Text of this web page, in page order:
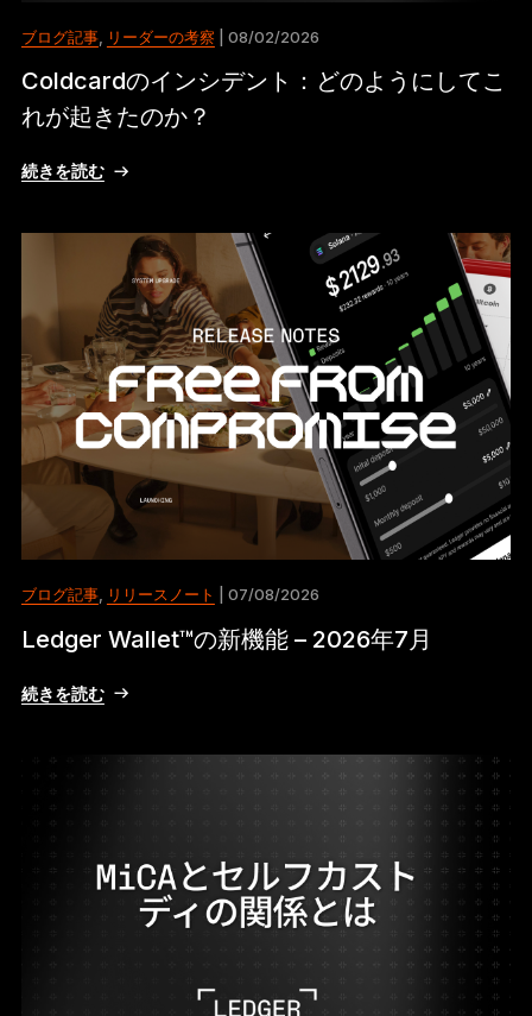
ブログ記事, リーダーの考察 | 08/02/2026
Coldcardのインシデント：どのようにしてこ
れが起きたのか？
続きを読む
ブログ記事, リリースノート | 07/08/2026
Ledger Wallet™の新機能 – 2026年7月
続きを読む